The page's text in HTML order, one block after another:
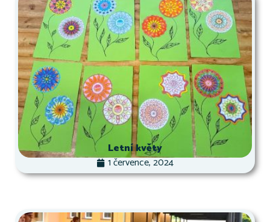
Letní květy
1 července, 2024